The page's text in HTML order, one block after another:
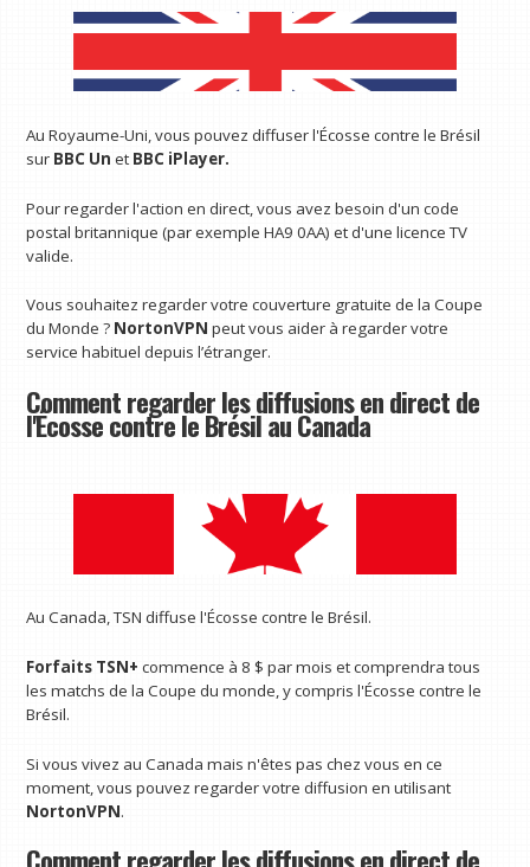
Au Royaume-Uni, vous pouvez diffuser l'Écosse contre le Brésil
sur BBC Unet BBC iPlayer.
Pour regarder l'action en direct, vous avez besoin d'un code
postal britannique (par exemple HA9 0AA) et d'une licence TV
valide.
Vous souhaitez regarder votre couverture gratuite de la Coupe
du Monde ? NortonVPN peut vous aider à regarder votre
service habituel depuis l’étranger.
Comment regarder les diffusions en direct de
l'Écosse contre le Brésil au Canada
Au Canada, TSN diffuse l'Écosse contre le Brésil.
Forfaits TSN+ commence à 8 $ par mois et comprendra tous
les matchs de la Coupe du monde, y compris l'Écosse contre le
Brésil.
Si vous vivez au Canada mais n'êtes pas chez vous en ce
moment, vous pouvez regarder votre diffusion en utilisant
NortonVPN.